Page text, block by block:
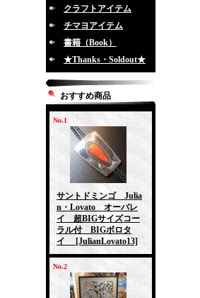
クラフトアイテム
チマヨアイテム
書籍（Book）
★Thanks・Soldout★
おすすめ商品
No.1
サントドミンゴ Julia
n・Lovato オーバレ
イ 超BIGサイズコー
ラル付 BIGボロタ
イ
[JulianLovato13]
No.2